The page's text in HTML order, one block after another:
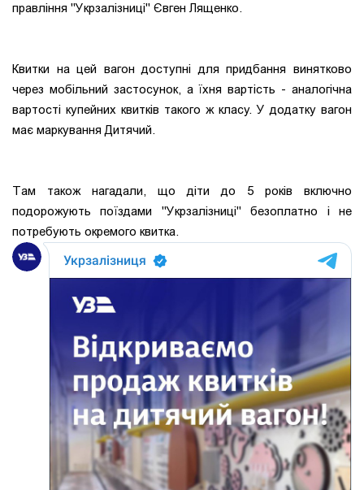
правління "Укрзалізниці" Євген Лященко.
Квитки на цей вагон доступні для придбання винятково
через мобільний застосунок, а їхня вартість - аналогічна
вартості купейних квитків такого ж класу. У додатку вагон
має маркування Дитячий.
Там також нагадали, що діти до 5 років включно
подорожують поїздами "Укрзалізниці" безоплатно і не
потребують окремого квитка.